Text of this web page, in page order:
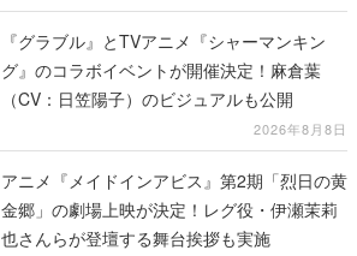
『グラブル』とTVアニメ『シャーマンキン
グ』のコラボイベントが開催決定！麻倉葉
（CV：日笠陽子）のビジュアルも公開
2026年8月8日
アニメ『メイドインアビス』第2期「烈日の黄
金郷」の劇場上映が決定！レグ役・伊瀬茉莉
也さんらが登壇する舞台挨拶も実施